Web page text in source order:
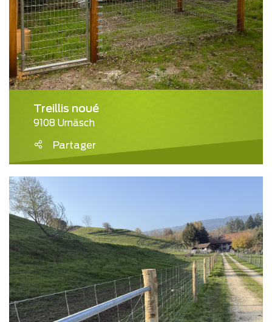
Treillis noué
9108 Urnäsch
Partager